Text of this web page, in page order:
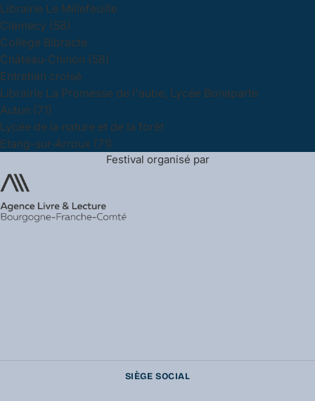
Librairie Le Millefeuille
Clamecy (58)
Collège Bibracte
Château-Chinon (58)
Entretien croisé
Librairie La Promesse de l'aube, Lycée Bonaparte
Autun (71)
Lycée de la nature et de la forêt
Etang-sur-Arroux (71)
Festival organisé par
SIÈGE SOCIAL